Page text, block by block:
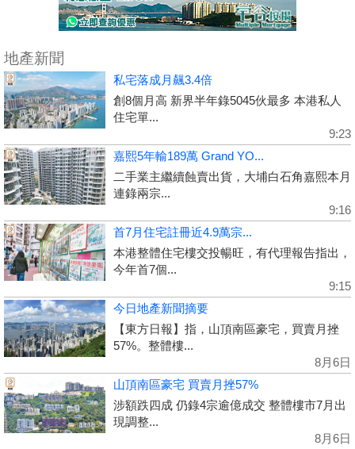
地產新聞
私宅落成月飆3.4倍
創8個月高 新界半年錄5045伙最多 本港私人
住宅單...
9:23
嘉熙5年輸189萬 Grand YO...
二手業主繼續蝕賣出貨，大埔白石角嘉熙本月
連錄兩宗...
9:16
首7月住宅註冊近4.9萬宗...
本港整體住宅樓交投暢旺，有代理報告指出，
今年首7個...
9:15
今日地產新聞摘要
【東方日報】指，山頂南區豪宅，買賣月挫
57%。整體樓...
8月6日
山頂南區豪宅 買賣月挫57%
涉額跌四成 仍錄4宗逾億成交 整體樓市7月出
現調整...
8月6日